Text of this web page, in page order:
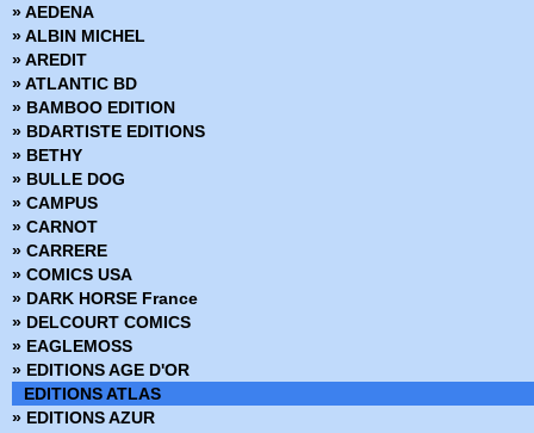
› Star Wars - 46
› Star Wars - 47
› Star Wars - 48
› Star Wars - 49
› Star Wars - 50
› Star Wars - 51
› Star Wars - 52
› Star Wars - 53
› Star Wars - 54
› Star Wars - 55
› Star Wars - 56
› Star Wars - 57
› Star Wars - 58
› Star Wars - 59
› Star Wars - 60
› Star Wars - 61
› Star Wars - 62
› Star Wars - 63
» AEDENA
» ALBIN MICHEL
» AREDIT
» ATLANTIC BD
» BAMBOO EDITION
» BDARTISTE EDITIONS
» BETHY
» BULLE DOG
» CAMPUS
» CARNOT
» CARRERE
» COMICS USA
» DARK HORSE France
» DELCOURT COMICS
» EAGLEMOSS
» EDITIONS AGE D'OR
EDITIONS ATLAS
» EDITIONS AZUR